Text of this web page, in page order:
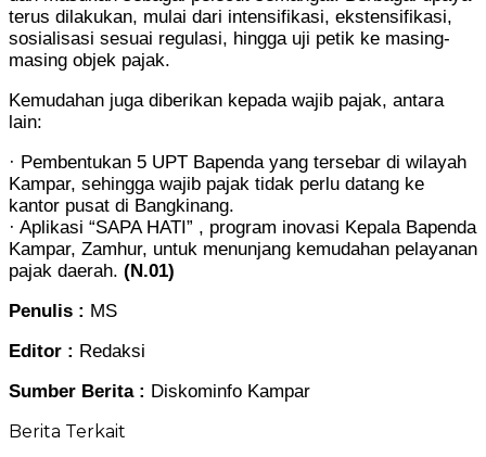
terus dilakukan, mulai dari intensifikasi, ekstensifikasi,
sosialisasi sesuai regulasi, hingga uji petik ke masing-
masing objek pajak.
Kemudahan juga diberikan kepada wajib pajak, antara
lain:
· Pembentukan 5 UPT Bapenda yang tersebar di wilayah
Kampar, sehingga wajib pajak tidak perlu datang ke
kantor pusat di Bangkinang.
· Aplikasi “SAPA HATI” , program inovasi Kepala Bapenda
Kampar, Zamhur, untuk menunjang kemudahan pelayanan
pajak daerah. (N.01)
Penulis : MS
Editor : Redaksi
Sumber Berita : Diskominfo Kampar
Berita Terkait